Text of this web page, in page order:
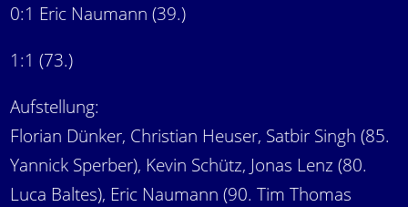
0:1 Eric Naumann (39.)
1:1 (73.)
Aufstellung:
Florian Dünker, Christian Heuser, Satbir Singh (85.
Yannick Sperber), Kevin Schütz, Jonas Lenz (80.
Luca Baltes), Eric Naumann (90. Tim Thomas